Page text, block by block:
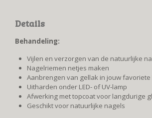
Details
Behandeling:
Vijlen en verzorgen van de natuurlijke
Nagelriemen netjes maken
Aanbrengen van gellak in jouw
Uitharden onder LED- of UV-lamp
Afwerking met topcoat voor langdurige
Geschikt voor natuurlijke nagels